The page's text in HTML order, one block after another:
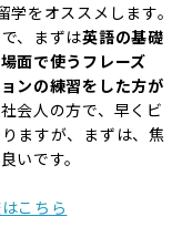
をオススメします。
、まずは英語の基礎
面で使うフレーズ
ンの練習をした方が
社会人の方で、早くビ
ますが、まずは、焦
いです。
こちら